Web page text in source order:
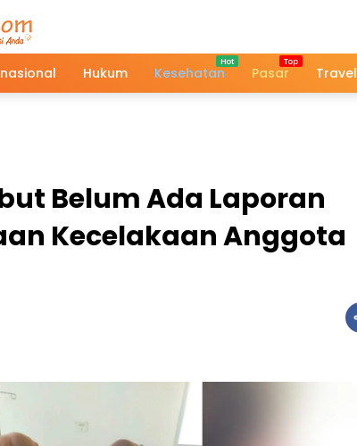
Hukum Kesehatan Pasar Travel
Belum Ada Laporan
Kecelakaan Anggota